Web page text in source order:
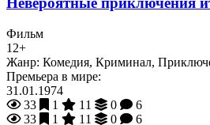
Фильм
12+
Жанр: Комедия, Криминал,
Премьера в мире:
31.01.1974
33
1 11 0
6
33
1 11 0
6